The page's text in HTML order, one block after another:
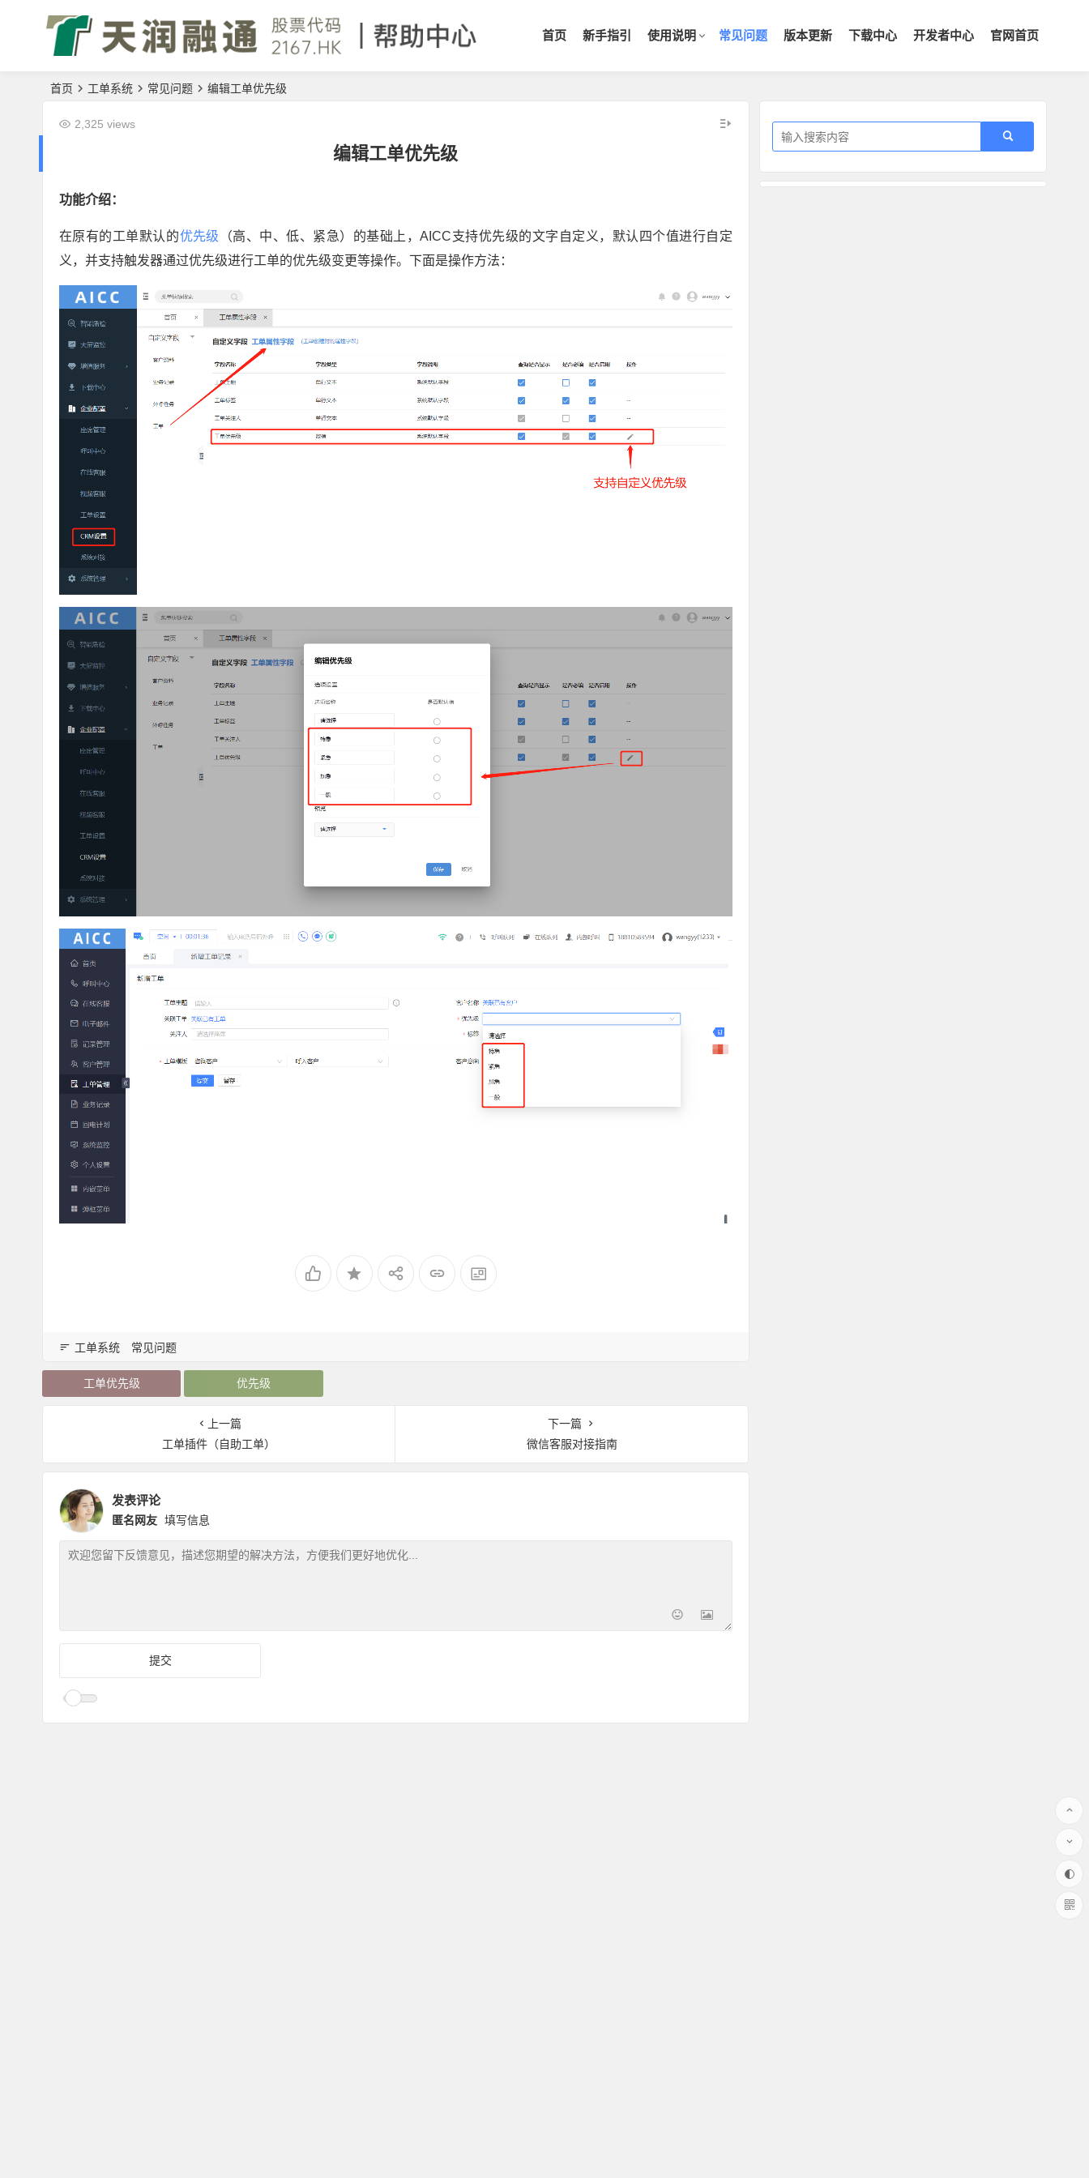
首页 新手指引 使用说明 常见问题 版本更新 下载中心 开发者中心 官网首页
首页 工单系统 常见问题 编辑工单优先级
编辑工单优先级
2,325 views
功能介绍：
在原有的工单默认的优先级
（高、中、低、紧急）的基础上，AICC支持优先级的文字自定义，默认四个值进行自定
义，并支持触发器通过优先级进行工单的优先级变更等操作。下面是操作方法：
工单系统 常见问题
工单优先级 优先级
上一篇
工单插件（自助工单）
下一篇
微信客服对接指南
发表评论
匿名网友 填写信息